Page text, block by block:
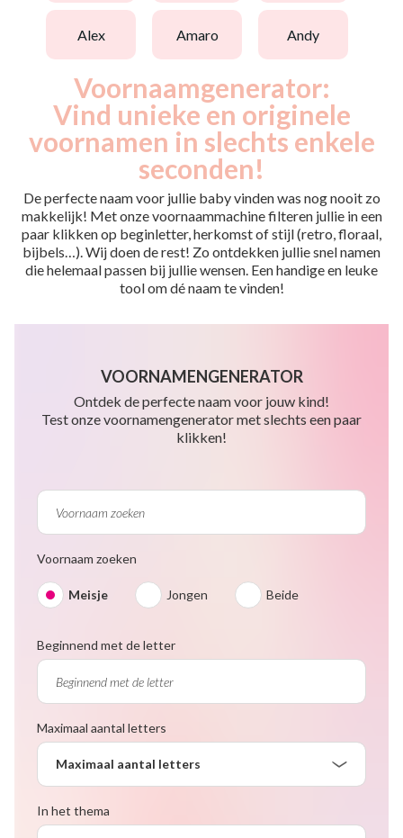
alex amaro andy
Voornaamgenerator:
Vind unieke en originele
voornamen in slechts enkele
seconden!
De perfecte naam voor jullie baby vinden was nog nooit zo
makkelijk! Met onze voornaammachine filteren jullie in een
paar klikken op beginletter, herkomst of stijl (retro, floraal,
bijbels…). Wij doen de rest! Zo ontdekken jullie snel namen
die helemaal passen bij jullie wensen. Een handige en leuke
tool om dé naam te vinden!
VOORNAMENGENERATOR
Ontdek de perfecte naam voor jouw kind!
Test onze voornamengenerator met slechts een paar
klikken!
Voornaam zoeken
Meisje Jongen Beide
Beginnend met de letter
Maximaal aantal letters
Maximaal aantal letters
In het thema